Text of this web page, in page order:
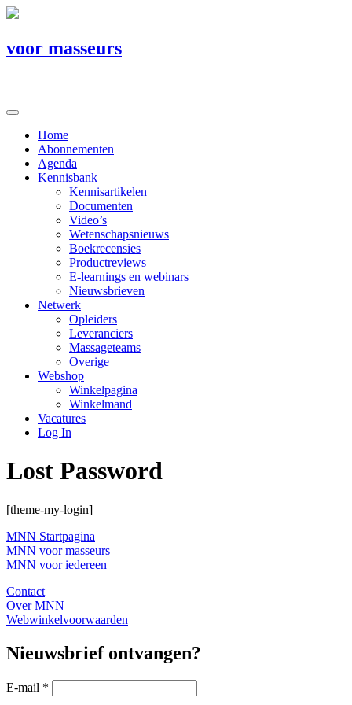
voor masseurs
Home
Abonnementen
Agenda
Kennisbank
Kennisartikelen
Documenten
Video’s
Wetenschapsnieuws
Boekrecensies
Productreviews
E-learnings en webinars
Nieuwsbrieven
Netwerk
Opleiders
Leveranciers
Massageteams
Overige
Webshop
Winkelpagina
Winkelmand
Vacatures
Log In
Lost Password
[theme-my-login]
MNN Startpagina
MNN voor masseurs
MNN voor iedereen
Contact
Over MNN
Webwinkelvoorwaarden
Nieuwsbrief ontvangen?
E-mail *